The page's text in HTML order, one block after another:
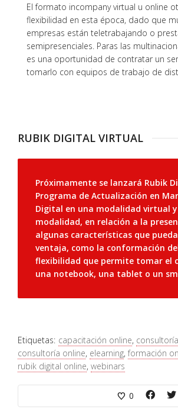
El formato incompany virtual u online
flexibilidad en esta época, dado que
empresas están teletrabajando o
semipresenciales. Paras las
es una oportunidad de contratar un
tomarlo con equipos de trabajo de
RUBIK DIGITAL VIRTUAL
Próximamente se lanzará Rubik
Programa de Actualización en
Digital en una modalidad virtual
modalidad, en relación a la
algunas características que
ventaja, como la conformación
flexibilidad que permite tomar el
una notebook, una tablet o un
Etiquetas: capacitación online,
consultoría online, elearning, formación
rubik digital online, webinars
0